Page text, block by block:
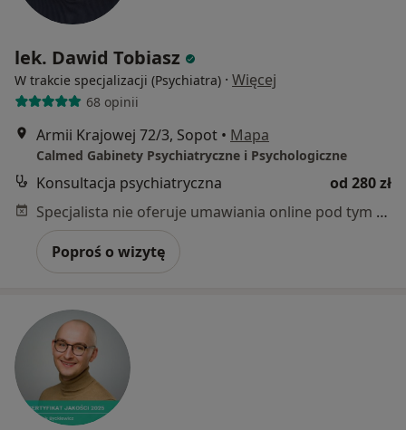
lek. Dawid Tobiasz
W trakcie specjalizacji (Psychiatra) · Więcej
68 opinii
Armii Krajowej 72/3, Sopot • Mapa
Calmed Gabinety Psychiatryczne i Psychologiczne
Konsultacja psychiatryczna
od 280 zł
Specjalista nie oferuje umawiania online pod tym adresem.
Poproś o wizytę